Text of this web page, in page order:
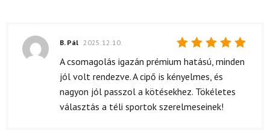
Értékelés:
B. Pál 2025.12.10.
A csomagolás igazán prémium hatású, minden
jól volt rendezve. A cipő is kényelmes, és
nagyon jól passzol a kötésekhez. Tökéletes
választás a téli sportok szerelmeseinek!